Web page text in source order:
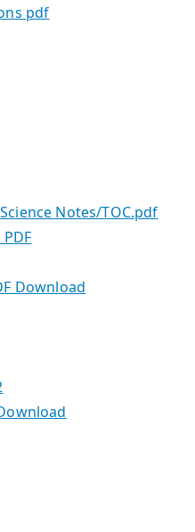
pdf
Notes/TOC.pdf
Download